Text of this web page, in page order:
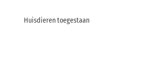
Huisdieren toegestaan